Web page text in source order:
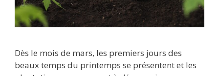
Dès le mois de mars, les premiers jours des
beaux temps du printemps se présentent et les